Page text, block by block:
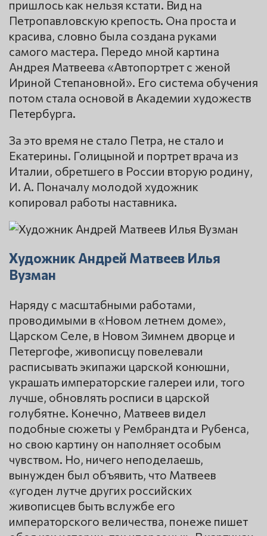
пришлось как нельзя кстати. Вид на
Петропавловскую крепость. Она проста и
красива, словно была создана руками
самого мастера. Передо мной картина
Андрея Матвеева «Автопортрет с женой
Ириной Степановной». Его система обучения
потом стала основой в Академии художеств
Петербурга.
За это время не стало Петра, не стало и
Екатерины. Голицыной и портрет врача из
Италии, обретшего в России вторую родину,
И. А. Поначалу молодой художник
копировал работы наставника.
Художник Андрей Матвеев Илья
Вузман
Наряду с масштабными работами,
проводимыми в «Новом летнем доме»,
Царском Селе, в Новом Зимнем дворце и
Петергофе, живописцу повелевали
расписывать экипажи царской конюшни,
украшать императорские галереи или, того
лучше, обновлять росписи в царской
голубятне. Конечно, Матвеев видел
подобные сюжеты у Рембрандта и Рубенса,
но свою картину он наполняет особым
чувством. Но, ничего неподелаешь,
вынужден был объявить, что Матвеев
«угоден лутче других российских
живописцев быть вслужбе его
императорского величества, понеже пишет